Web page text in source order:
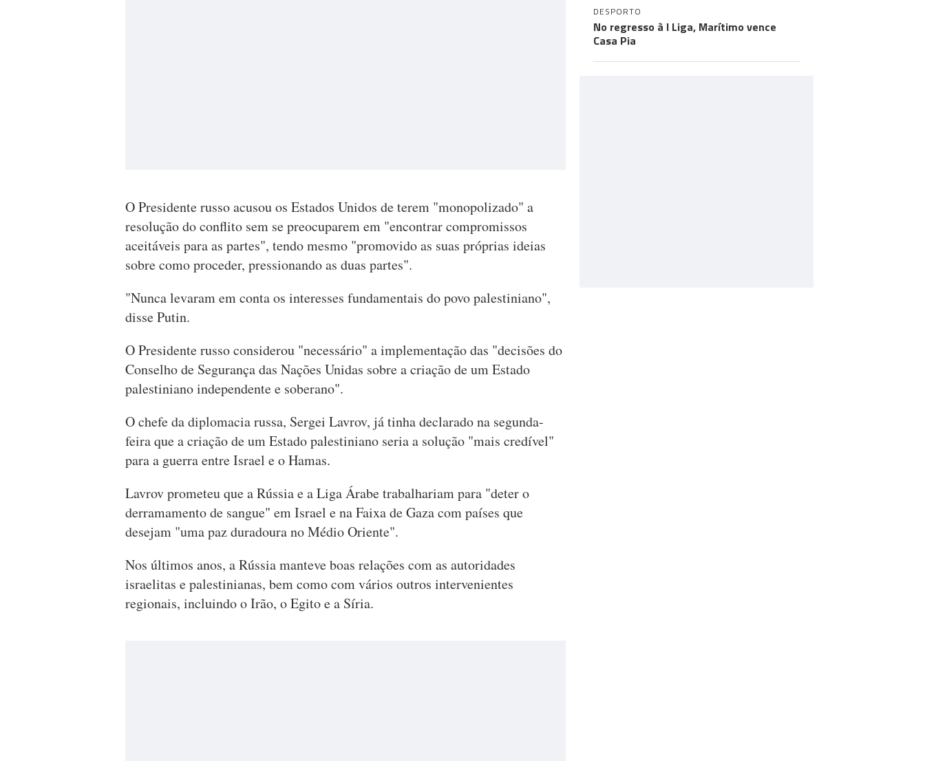
O Presidente russo acusou os Estados Unidos de terem "monopolizado" a
resolução do conflito sem se preocuparem em "encontrar compromissos
aceitáveis para as partes", tendo mesmo "promovido as suas próprias ideias
sobre como proceder, pressionando as duas partes".
"Nunca levaram em conta os interesses fundamentais do povo palestiniano",
disse Putin.
O Presidente russo considerou "necessário" a implementação das "decisões do
Conselho de Segurança das Nações Unidas sobre a criação de um Estado
palestiniano independente e soberano".
O chefe da diplomacia russa, Sergei Lavrov, já tinha declarado na segunda-
feira que a criação de um Estado palestiniano seria a solução "mais credível"
para a guerra entre Israel e o Hamas.
Lavrov prometeu que a Rússia e a Liga Árabe trabalhariam para "deter o
derramamento de sangue" em Israel e na Faixa de Gaza com países que
desejam "uma paz duradoura no Médio Oriente".
Nos últimos anos, a Rússia manteve boas relações com as autoridades
israelitas e palestinianas, bem como com vários outros intervenientes
regionais, incluindo o Irão, o Egito e a Síria.
DESPORTO
No regresso à I Liga, Marítimo vence
Casa Pia